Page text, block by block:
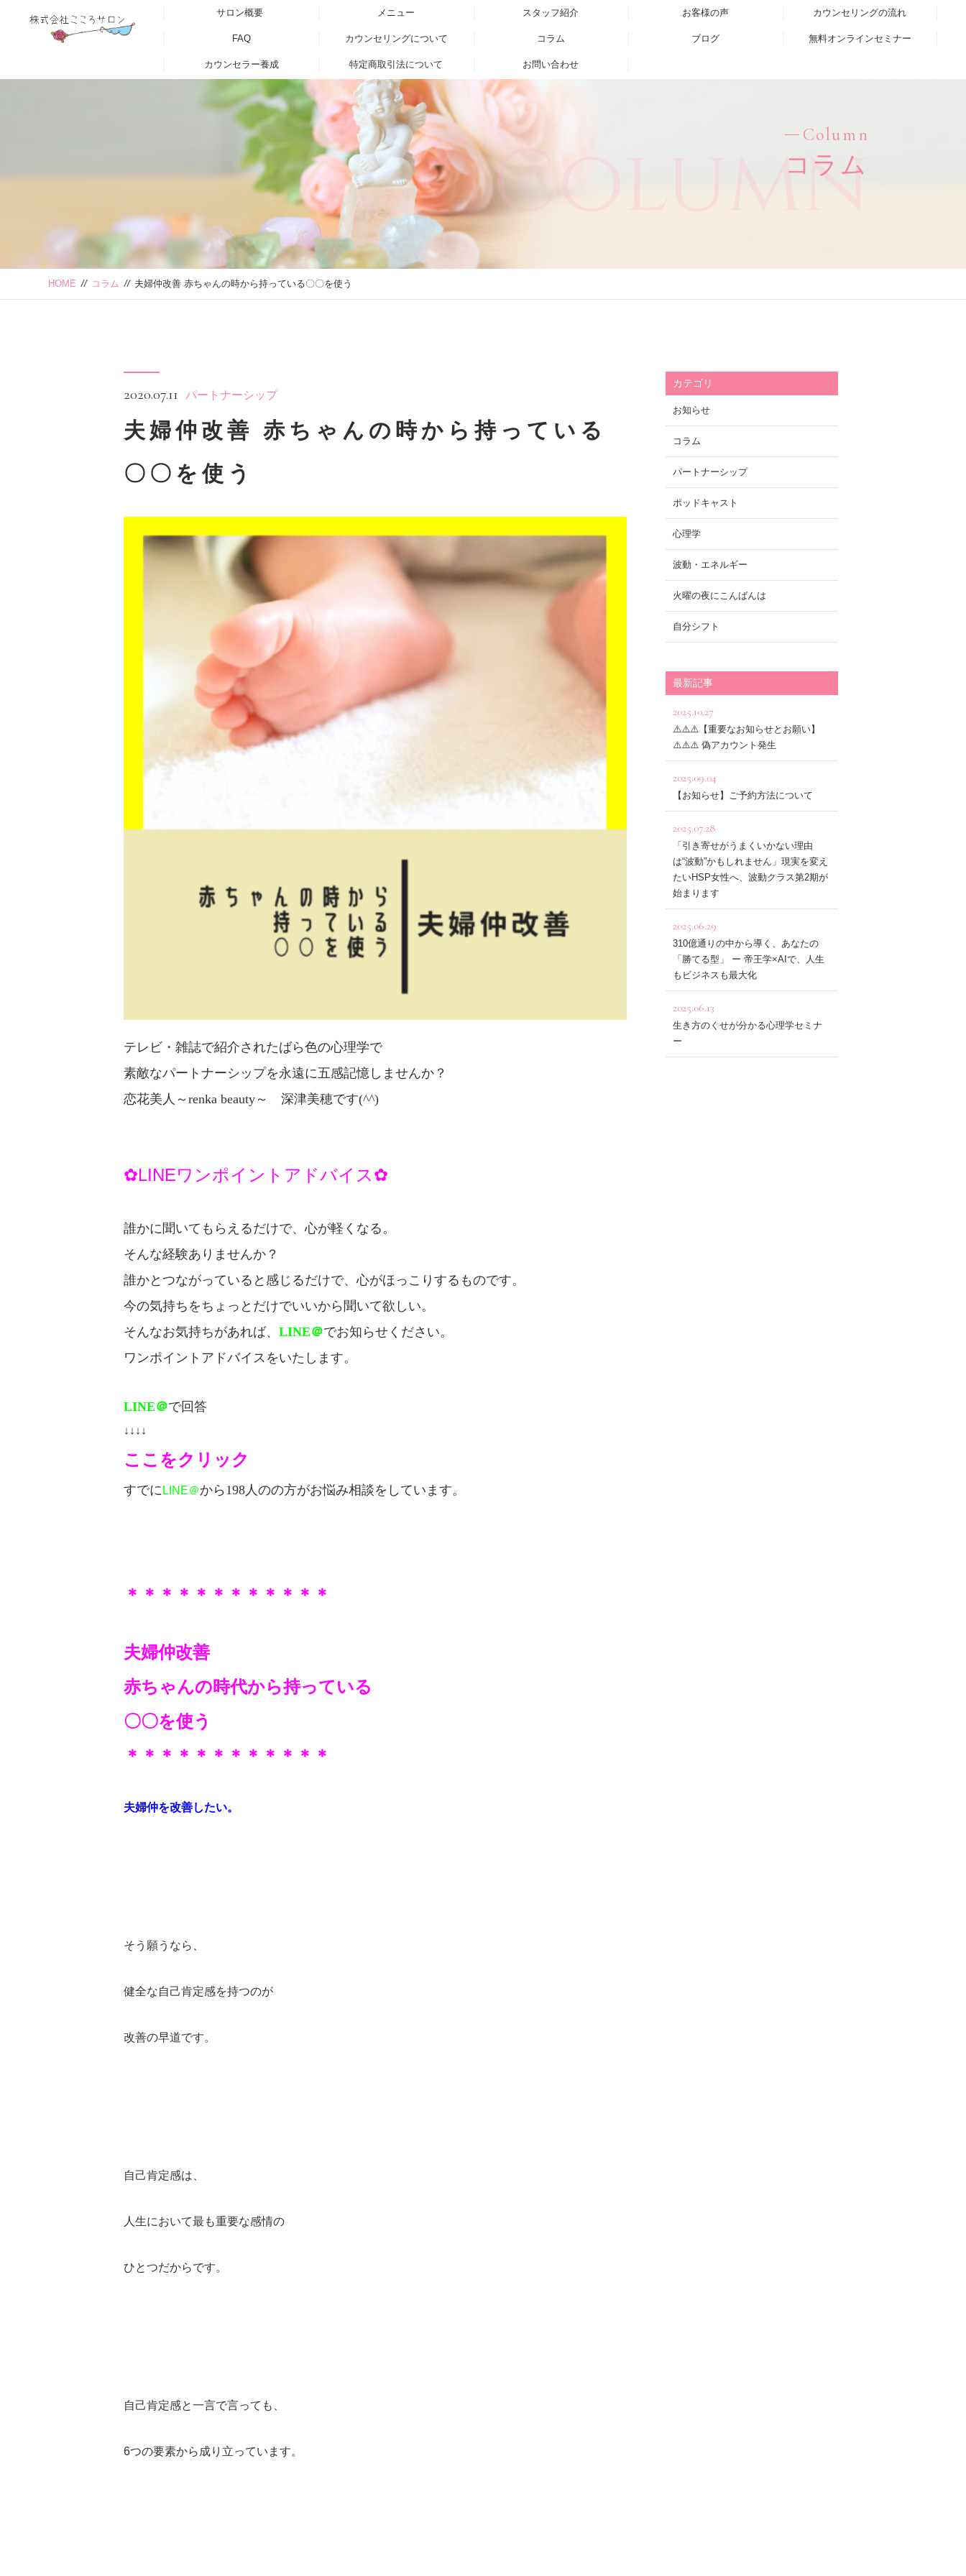
サロン概要 メニュー スタッフ紹介 お客様の声 カウンセリングの流れ
FAQ カウンセリングについて コラム ブログ 無料オンラインセミナー
カウンセラー養成 特定商取引法について お問い合わせ
Column
コラム
Column
HOME // コラム // 夫婦仲改善 赤ちゃんの時から持っている〇〇を使う
2020.07.11 パートナーシップ
夫婦仲改善 赤ちゃんの時から持っている
〇〇を使う
テレビ・雑誌で紹介されたばら色の心理学で
素敵なパートナーシップを永遠に五感記憶しませんか？
恋花美人～renka beauty～ 深津美穂です(^^)
✿LINEワンポイントアドバイス✿
誰かに聞いてもらえるだけで、心が軽くなる。
そんな経験ありませんか？
誰かとつながっていると感じるだけで、心がほっこりするものです。
今の気持ちをちょっとだけでいいから 聞いて欲しい。
そんなお気持ちがあれば、 LINE＠でお知らせください。
ワンポイントアドバイスをいたします。
LINE＠で回答
↓↓↓↓
ここをクリック
すでに LINE＠から198人のの方がお悩み相談をしています。
＊＊＊＊＊＊＊＊＊＊＊＊
夫婦仲改善
赤ちゃんの時代から持っている
〇〇を使う
＊＊＊＊＊＊＊＊＊＊＊＊
夫婦仲を改善したい。
そう願うなら、
健全な自己肯定感を持つのが
改善の早道です。
自己肯定感は、
人生において最も重要な感情の
ひとつだからです。
自己肯定感と一言で言っても、
6つの要素から成り立っています。
カテゴリ
お知らせ
コラム
パートナーシップ
ポッドキャスト
心理学
波動・エネルギー
火曜の夜にこんばんは
自分シフト
最新記事
2025.10.27
⚠️⚠️⚠️【重要なお知らせとお願い】
⚠️⚠️⚠️ 偽アカウント発生
2025.09.04
【お知らせ】ご予約方法について
2025.07.28
「引き寄せがうまくいかない理由
は“波動”かもしれません」現実を変え
たいHSP女性へ、波動クラス第2期が
始まります
2025.06.29
310億通りの中から導く、あなたの
「勝てる型」 ー 帝王学×AIで、人生
もビジネスも最大化
2025.06.13
生き方のくせが分かる心理学セミナ
ー